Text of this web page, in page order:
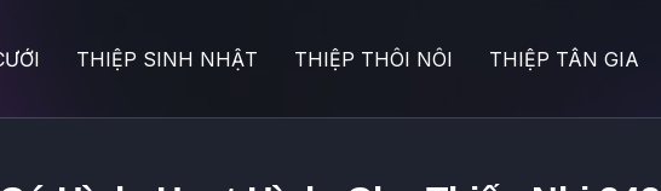
THIỆP SINH NHẬT THIỆP THÔI NÔI THIỆP TÂN GIA